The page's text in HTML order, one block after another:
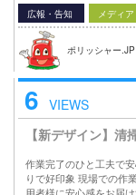
広報・告知 メディア
ポリッシャー.JP
6 VIEWS
【新デザイン】清
作業完了のひと工夫で
りで好印象 現場での作